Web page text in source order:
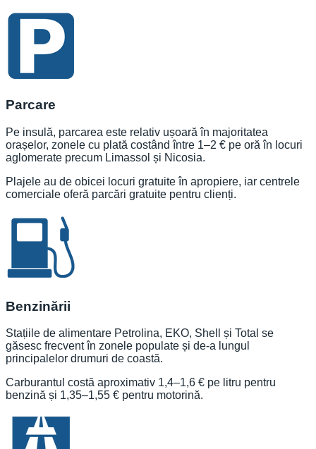
Parcare
Pe insulă, parcarea este relativ ușoară în majoritatea
orașelor, zonele cu plată costând între 1–2 € pe oră în locuri
aglomerate precum Limassol și Nicosia.
Plajele au de obicei locuri gratuite în apropiere, iar centrele
comerciale oferă parcări gratuite pentru clienți.
Benzinării
Stațiile de alimentare Petrolina, EKO, Shell și Total se
găsesc frecvent în zonele populate și de-a lungul
principalelor drumuri de coastă.
Carburantul costă aproximativ 1,4–1,6 € pe litru pentru
benzină și 1,35–1,55 € pentru motorină.